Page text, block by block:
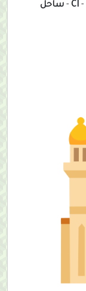
CI -
- ساحل